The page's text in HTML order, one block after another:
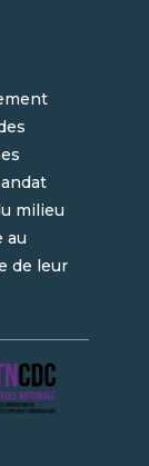
milieu
au
de leur